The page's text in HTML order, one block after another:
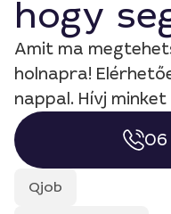
hogy
Amit ma
holnapra!
nappal. Hívj
06
Qjob